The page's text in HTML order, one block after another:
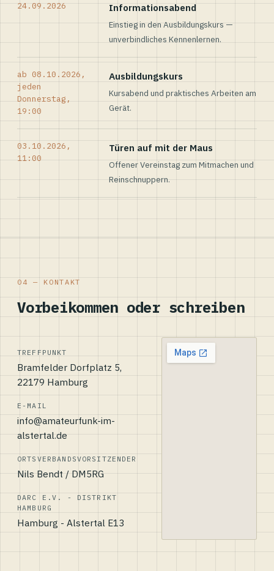
24.09.2026 Informationsabend
Einstieg in den Ausbildungskurs —
unverbindliches Kennenlernen.
ab 08.10.2026,
jeden
Donnerstag,
19:00
Ausbildungskurs
Kursabend und praktisches Arbeiten am
Gerät.
03.10.2026,
11:00
Türen auf mit der Maus
Offener Vereinstag zum Mitmachen und
Reinschnuppern.
04 — KONTAKT
Vorbeikommen oder schreiben
TREFFPUNKT
Bramfelder Dorfplatz 5,
22179 Hamburg
E-MAIL
info@amateurfunk-im-
alstertal.de
ORTSVERBANDSVORSITZENDER
Nils Bendt / DM5RG
DARC E.V. - DISTRIKT
HAMBURG
Hamburg - Alstertal E13